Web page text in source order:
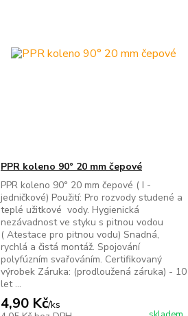
PPR koleno 90° 20 mm čepové
PPR koleno 90° 20 mm čepové ( I -
jedničkové) Použití: Pro rozvody studené a
teplé užitkové vody. Hygienická
nezávadnost ve styku s pitnou vodou
( Atestace pro pitnou vodu) Snadná,
rychlá a čistá montáž. Spojování
polyfúzním svařováním. Certifikovaný
výrobek Záruka: (prodloužená záruka) - 10
let ...
4,90 Kč/ks